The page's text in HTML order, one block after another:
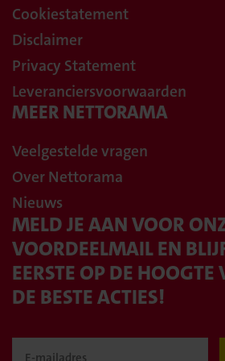
Cookiestatement
Disclaimer
Privacy Statement
Leveranciersvoorwaarden
MEER NETTORAMA
Veelgestelde vragen
Over Nettorama
Nieuws
MELD JE AAN VOOR
VOORDEELMAIL EN
EERSTE OP DE HOOGTE
DE BESTE ACTIES!